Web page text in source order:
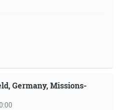
Germany, Missions-